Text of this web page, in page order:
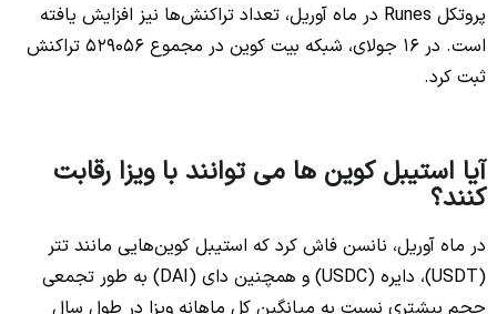
پروتکل Runes در ماه آوریل، تعداد تراکنش‌ها نیز افزایش یافته
است. در 16 جولای، شبکه بیت کوین در مجموع 529056 تراکنش
ثبت کرد.
آیا استیبل کوین ها می توانند با ویزا رقابت
کنند؟
در ماه آوریل، نانسن فاش کرد که استیبل کوین‌هایی مانند تتر
(USDT)، دایره (USDC) و همچنین دای (DAI) به طور تجمعی
حجم بیشتری نسبت به میانگین کل ماهانه ویزا در طول سال